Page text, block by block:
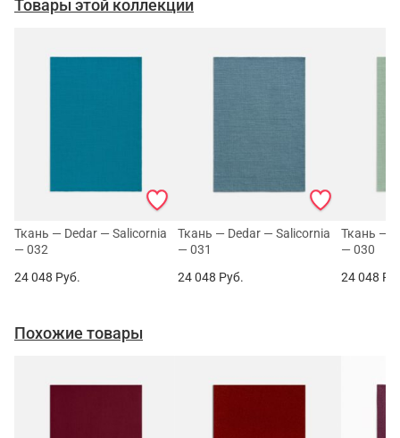
Товары этой коллекции
Ткань — Dedar — Salicornia
— 032
24 048 Руб.
Ткань — Dedar — Salicornia
— 031
24 048 Руб.
Ткань —
— 030
24 048
Похожие товары